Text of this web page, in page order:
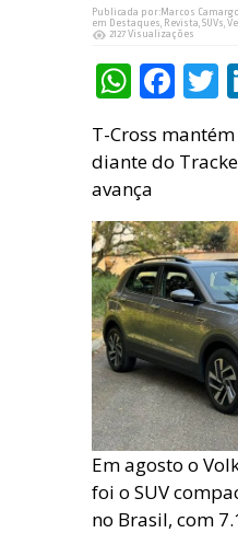
Publicada por: Marcos Camargo
em Destaques, Revista, SUVs,
2127 Visualizações
T-Cross
diante do
avança
Em agosto o
foi o SUV
no Brasil, com